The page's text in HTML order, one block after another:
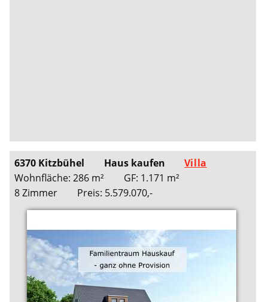
6370 Kitzbühel Haus kaufen
Villa
Wohnfläche: 286 m²
GF: 1.171 m²
8 Zimmer
Preis: 5.579.070,-